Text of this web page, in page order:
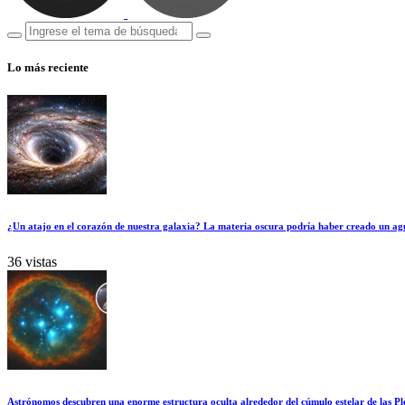
Lo más reciente
¿Un atajo en el corazón de nuestra galaxia? La materia oscura podría haber creado un
36 vistas
Astrónomos descubren una enorme estructura oculta alrededor del cúmulo estelar de las